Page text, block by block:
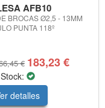
AFB10
BROCAS Ø2,5 - 13MM
PUNTA 118º
€ 183,23 €
Stock:
detalles